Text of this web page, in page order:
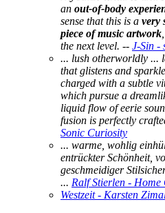
an out-of-body
sense that this is a very
piece of music artwork
the next level. -- J-Sin -
... lush otherworldly ...
that glistens and
charged with a subtle
which pursue a
liquid flow of eerie
fusion is perfectly
Sonic Curiosity
... warme, wohlig
entrückter Schönheit,
geschmeidiger
... Ralf Stierlen - Home
Westzeit - Karsten